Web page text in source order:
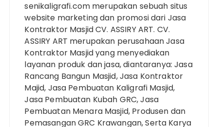
senikaligrafi.com merupakan sebuah situs
website marketing dan promosi dari Jasa
Kontraktor Masjid CV. ASSIRY ART. CV.
ASSIRY ART merupakan perusahaan Jasa
Kontraktor Masjid yang menyediakan
layanan produk dan jasa, diantaranya: Jasa
Rancang Bangun Masjid, Jasa Kontraktor
Majid, Jasa Pembuatan Kaligrafi Masjid,
Jasa Pembuatan Kubah GRC, Jasa
Pembuatan Menara Masjid, Produsen dan
Pemasangan GRC Krawangan, Serta Karya